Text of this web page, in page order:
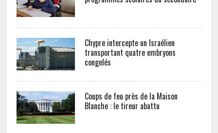
Chypre intercepte un Israélien
transportant quatre embryons
congelés
Coups de feu près de la Maison
Blanche : le tireur abattu